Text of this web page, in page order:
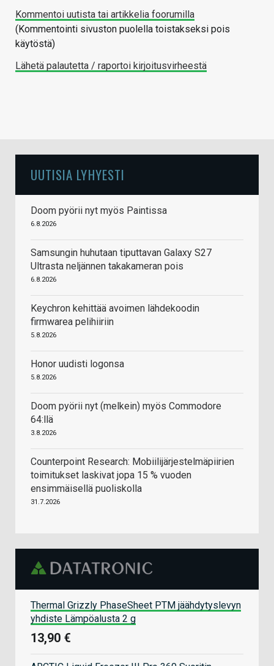
Kommentoi uutista tai artikkelia foorumilla
(Kommentointi sivuston puolella toistakseksi pois
käytöstä)
Lähetä palautetta / raportoi kirjoitusvirheestä
UUTISIA LYHYESTI
Doom pyörii nyt myös Paintissa
6.8.2026
Samsungin huhutaan tiputtavan Galaxy S27
Ultrasta neljännen takakameran pois
6.8.2026
Keychron kehittää avoimen lähdekoodin
firmwarea pelihiiriin
5.8.2026
Honor uudisti logonsa
5.8.2026
Doom pyörii nyt (melkein) myös Commodore
64:llä
3.8.2026
Counterpoint Research: Mobiilijärjestelmäpiirien
toimitukset laskivat jopa 15 % vuoden
ensimmäisellä puoliskolla
31.7.2026
Thermal Grizzly PhaseSheet PTM jäähdytyslevyn
yhdiste Lämpöalusta 2 g
13,90 €